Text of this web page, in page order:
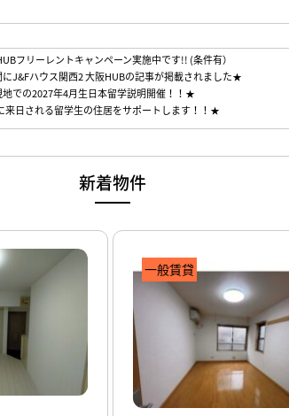
フリーレントキャンペーン実施中です!! (条件有）
J&Fハウス関西2 大阪HUBの記事が掲載されました★
での2027年4月生日本留学説明開催！！★
来日される留学生の住居をサポートします！！★
新着物件
一般賃貸